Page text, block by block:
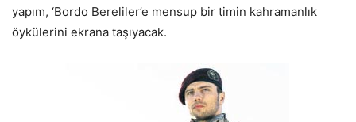
yapım, ‘Bordo Bereliler’e mensup bir timin kahramanlık
öykülerini ekrana taşıyacak.